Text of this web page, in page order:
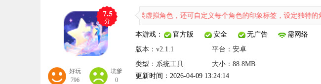
7.5
分
好玩
796
坑爹
0
能自由匹配不同用户，选择各类虚拟角色，还可自定义每个角色的印象标签，设定独特的角色身份
本游戏： 官方版 安全 无广告
需网络
版本：v2.1.1
平台： 安卓
类型：系统工具
大小：88.8MB
更新时间：2026-04-09 13:24:14